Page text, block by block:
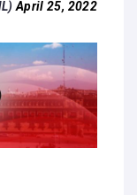
April 25, 2022